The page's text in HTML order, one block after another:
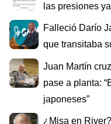
las presiones
Falleció Darío
que transitaba
Juan Martín
pase a planta:
japoneses”
¿Misa en